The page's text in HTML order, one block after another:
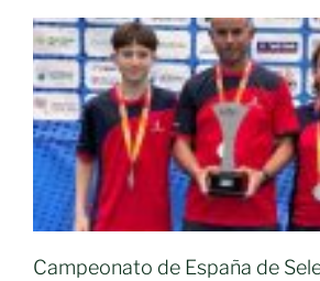
Campeonato de España de